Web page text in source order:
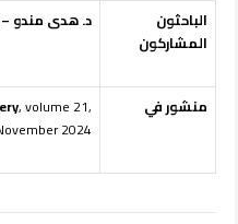
الباحثون
المشاركون
د. هدى مندو
منشور في
, volume 21,
2024.